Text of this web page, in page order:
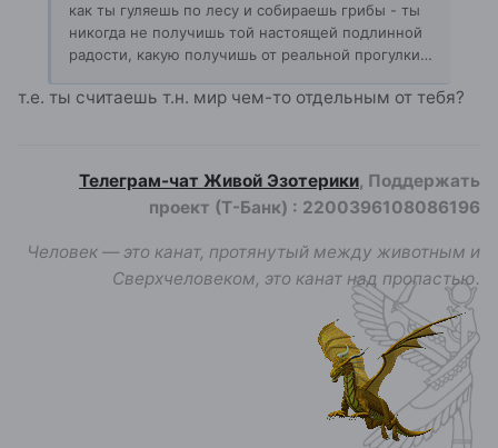
как ты гуляешь по лесу и собираешь грибы - ты
никогда не получишь той настоящей подлинной
радости, какую получишь от реальной прогулки…
т.е. ты считаешь т.н. мир чем-то отдельным от тебя?
Телеграм-чат Живой Эзотерики, Поддержать
проект (Т-Банк) : 2200396108086196
Человек — это канат, протянутый между животным и
Сверхчеловеком, это канат над пропастью.